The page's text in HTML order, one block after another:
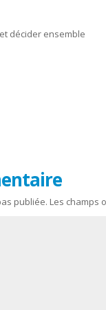
décider ensemble
publiée. Les champs